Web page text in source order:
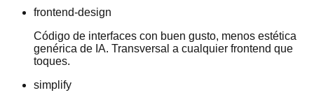
frontend-design
Código de interfaces con buen gusto, menos estética
genérica de IA. Transversal a cualquier frontend que
toques.
simplify